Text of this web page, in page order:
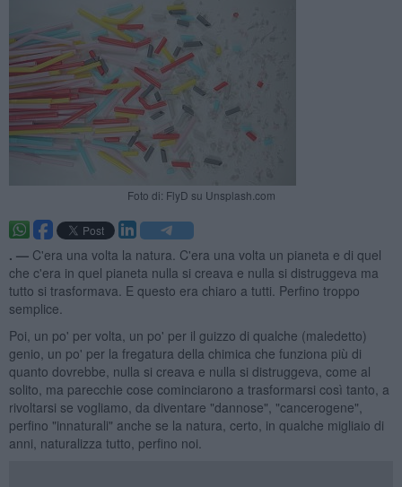
Foto di: FlyD su Unsplash.com
. — C'era una volta la natura. C'era una volta un pianeta e di quel
che c'era in quel pianeta nulla si creava e nulla si distruggeva ma
tutto si trasformava. E questo era chiaro a tutti. Perfino troppo
semplice.
Poi, un po' per volta, un po' per il guizzo di qualche (maledetto)
genio, un po' per la fregatura della chimica che funziona più di
quanto dovrebbe, nulla si creava e nulla si distruggeva, come al
solito, ma parecchie cose cominciarono a trasformarsi così tanto, a
rivoltarsi se vogliamo, da diventare "dannose", "cancerogene",
perfino "innaturali" anche se la natura, certo, in qualche migliaio di
anni, naturalizza tutto, perfino noi.